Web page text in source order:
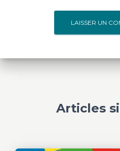
Articles